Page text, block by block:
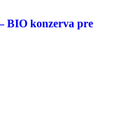
BIO konzerva pre